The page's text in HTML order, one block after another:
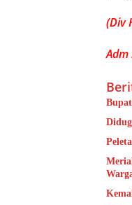
(Div
Adm